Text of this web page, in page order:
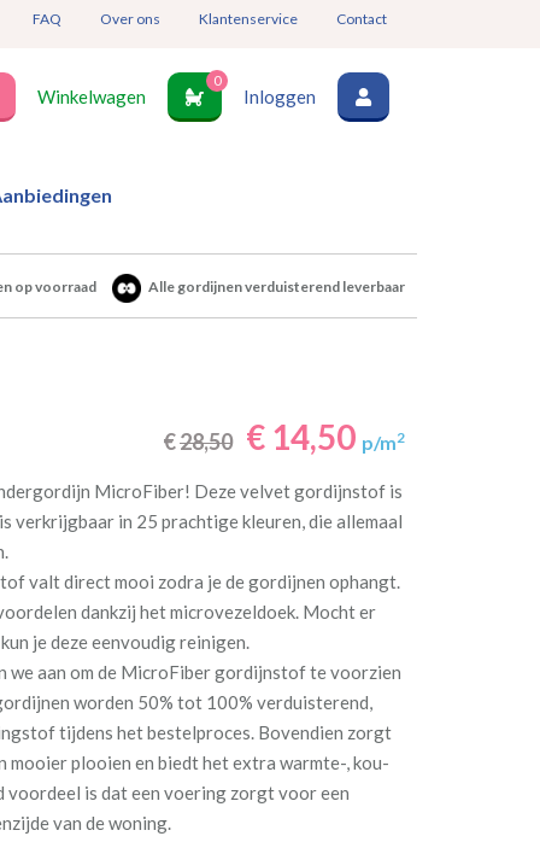
FAQ Over ons Klantenservice Contact
Winkelwagen
0
Inloggen
op voorraad Alle gordijnen verduisterend leverbaar
€28,50 € 14,50 p/m2
MicroFiber! Deze velvet gordijnstof is
verkrijgbaar in 25 prachtige kleuren, die allemaal
valt direct mooi zodra je de gordijnen ophangt.
dankzij het microvezeldoek. Mocht er
je deze eenvoudig reinigen.
we aan om de MicroFiber gordijnstof te voorzien
worden 50% tot 100% verduisterend,
tijdens het bestelproces. Bovendien zorgt
plooien en biedt het extra warmte-, kou-
voordeel is dat een voering zorgt voor een
van de woning.